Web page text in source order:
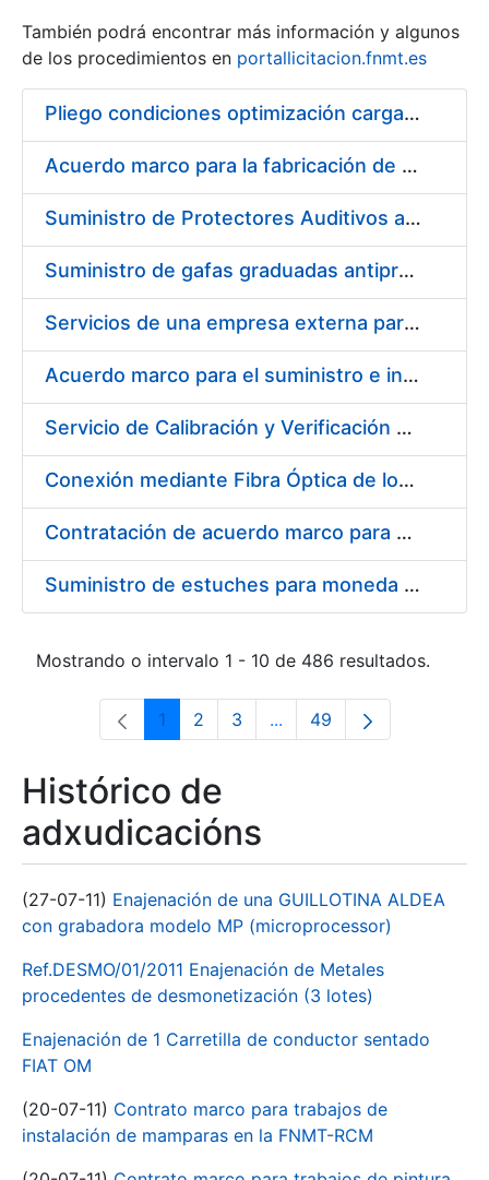
Mostrar/Ocultar
También podrá encontrar más información y algunos
de los procedimientos en portallicitacion.fnmt.es
Pliego condiciones optimización cargas compras firmado
Acuerdo marco para la fabricación de piezas
Suministro de Protectores Auditivos a medida para las personas trabajadoras de los Centros de Trabajo de Madrid y Burgos
Suministro de gafas graduadas antiproyecciones para los trabajadores de la FNMT-RCM en los centros de trabajo de Madrid y Burgos
Servicios de una empresa externa para el asesoramiento y resolución de los recursos de alzada que se presentan relacionados con procesos de selección para la FNMT-RCM
Acuerdo marco para el suministro e instalación de persianas, estores y otros complementos
Servicio de Calibración y Verificación Externa de los Equipos de Medición del Servicio de Prevención de la FNMT-RCM
Conexión mediante Fibra Óptica de los Centros de Proceso de Datos (CPDs) de las sedes de la FNMT-RCM de Burgos y Madrid
Contratación de acuerdo marco para el Suministro de Material de Electricidad para la Fábrica Nacional de Moneda y Timbre-Real Casa de la Moneda en su centro de trabajo de Burgos
Suministro de estuches para moneda de 30 €
Mostrando o intervalo 1 - 10 de 486 resultados.
Páxina
1 Páxina
2 Páxina
3 ...Páxinas intermedias Use
Páxina
49
Histórico de
adxudicacións
(27-07-11) Enajenación de una GUILLOTINA ALDEA
con grabadora modelo MP (microprocessor)
Ref.DESMO/01/2011 Enajenación de Metales
procedentes de desmonetización (3 lotes)
Enajenación de 1 Carretilla de conductor sentado
FIAT OM
(20-07-11) Contrato marco para trabajos de
instalación de mamparas en la FNMT-RCM